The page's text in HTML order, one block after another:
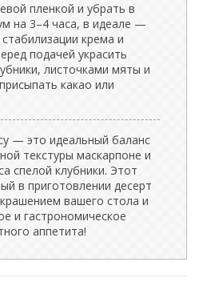
пленкой и убрать в
на 3–4 часа, в идеале —
крема и
подачей украсить
листочками мяты и
какао или
— это идеальный баланс
текстуры маскарпоне и
спелой клубники. Этот
в приготовлении десерт
вашего стола и
и гастрономическое
аппетита!